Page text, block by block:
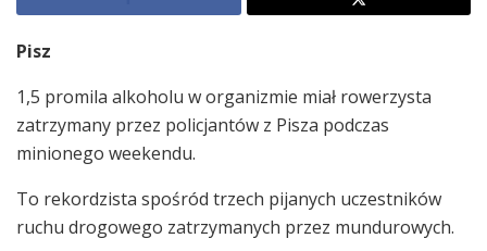
Pisz
1,5 promila alkoholu w organizmie miał rowerzysta
zatrzymany przez policjantów z Pisza podczas
minionego weekendu.
To rekordzista spośród trzech pijanych uczestników
ruchu drogowego zatrzymanych przez mundurowych.